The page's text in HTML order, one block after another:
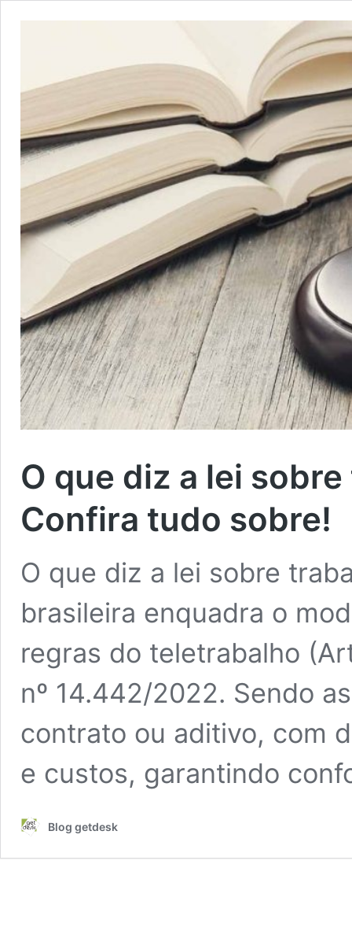
O que diz a lei
Confira tudo sobre!
O que diz a lei sobre
brasileira enquadra o
regras do teletrabalho
nº 14.442/2022. Sendo
contrato ou aditivo, com
e custos, garantindo
Blog getdesk